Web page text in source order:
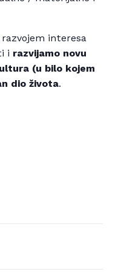
interesa
i razvijamo novu
(u bilo kojem
dio života.